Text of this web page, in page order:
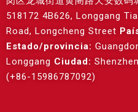
518172 4B626, Longgang
Road, Longcheng Street
Estado/provincia:
Longgang Ciudad: Shenzhen
(+86-15986787092)